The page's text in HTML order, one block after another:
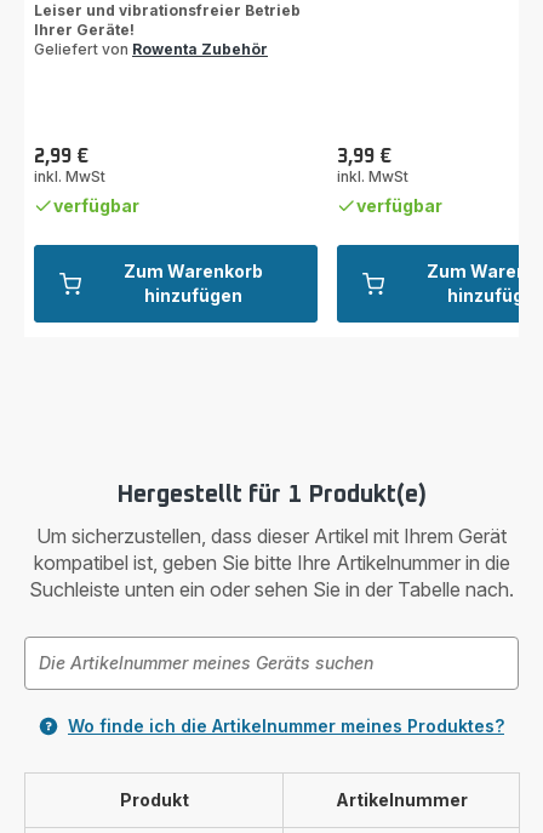
Zum Warenkorb
hinzufügen
Leiser und vibrationsfreier Betrieb
Ihrer Geräte!
Geliefert von Rowenta Zubehör
Preis
2,99 €
inkl. MwSt
verfügbar
Zum
Preis
3,99 €
inkl. MwSt
verfügbar
Hergestellt für 1 Produkt(e)
Um sicherzustellen, dass dieser Artikel mit Ihrem Gerät
kompatibel ist, geben Sie bitte Ihre Artikelnummer in die
Suchleiste unten ein oder sehen Sie in der Tabelle nach.
Wo finde ich die Artikelnummer meines Produktes?
Produkt Artikelnummer